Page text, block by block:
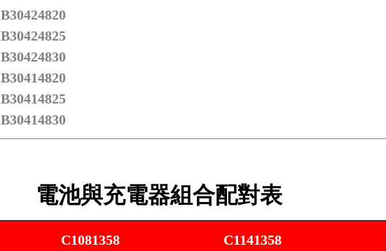
B30424820
B30424825
B30424830
B30414820
B30414825
B30414830
電池與充電器組合配對表
C1081358
C1141358